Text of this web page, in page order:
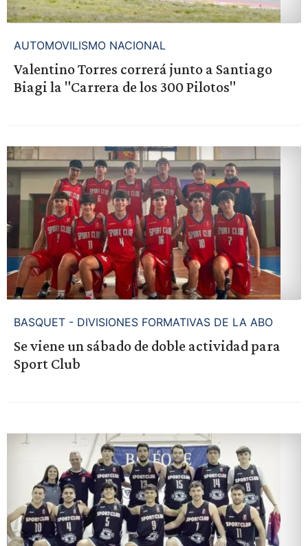
AUTOMOVILISMO NACIONAL
Valentino Torres correrá junto a Santiago
Biagi la "Carrera de los 300 Pilotos"
BASQUET - DIVISIONES FORMATIVAS DE LA ABO
Se viene un sábado de doble actividad para
Sport Club